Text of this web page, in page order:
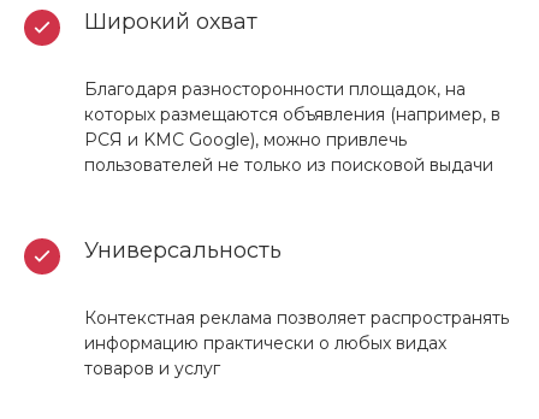
Широкий охват
Благодаря разносторонности площадок, на
которых размещаются объявления (например, в
РСЯ и KMC Google), можно привлечь
пользователей не только из поисковой выдачи
Универсальность
Контекстная реклама позволяет распространять
информацию практически о любых видах
товаров и услуг